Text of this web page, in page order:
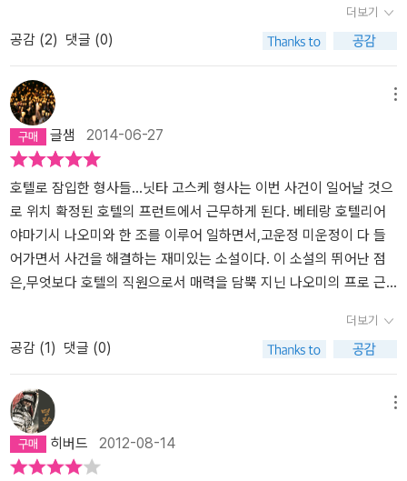
로 환영했던 조선 백성들은 후자라 할 수 있겠네요. 히가시노 게이고
는 소설에서 이 두 가지 반응을 다 고려하고 있다고 하겠는데요. 그것
은 정확히 그 두 반응이 소설 속에서 각각 하나의 인물로 표현되고 있
기 때문입니다. 그것이 바로 앞서 말한 나오미와 닛타 입니다. 소설
속에서 형사 닛타는 프런트에서 내보인 손님의 가면에 만족하지 않고
의심하고 의심해 어떻게든 그들이 쓴 가면을 벗기고 맨 얼굴을 드러
내보이고자 합니다. 반면에 나오미는 설령 그들이 가면을 쓰고 있다
는 것을 알았다고 해도 그들의 맨얼굴을 상관하지 않습니다. 가면을
썼다면 나름대로의 속사정이 있겠지라고 생각하며 가면을 가면 그대
로 존중해 줍니다. 그렇게 둘은 상반되면서 가면에 대한 사람들의 반
응을 각각 대표하고 있습니다. 그런데 이 닛타와 나오미 커플은 바로
소설의 주인공들 입니다. 그렇다면 히가시노 게이고가 이 두 반응들
지 않을까 싶네요. 그런데 닛타와 나오미는 주인공일 뿐만 아니라
이 소설의 탐정이기도 합니다. 이 소설에서 보여주는 게이고의 뛰어
난 점은 주제에 천착하느라 미스터리를 소홀히 다루지 않는다는 것입
니다. 최근에 히가시노 게이고는 독자를 끝까지 몰입시키는 필력은
여전할지 몰라도 미스터리로서의 매력은 많이 퇴색되었다라는 평가
를 들었습니다만 이 '매스커레이드 호텔'만은 거기에 대해 제대로 된
카운터 펀치를 먹이는 작품이라 할 수 있을 것 같습니다. 연쇄 살인 사
양한 손님들. 경찰과 호텔 직원들 간의 손님을 놓고 벌어지는 대립관
계가 무척 잘 표현되어 있습니다. 그리고 이상한 손님들의 비유를 맞
춰야 하는 호텔 직원들의 고충도 잘 드러나 있고요. 연쇄살인사건의
다음 장소로 온갖 사람들이 모이는 호텔이라는 공간을 설정한 것은
꽤 영리하지 않았나 생각합니다. 누구를 의심할 것인가? 행동이 부자
연스러운 손님? 억지 요구를 하는 손님? 범죄자처럼 생긴 손님? 호텔
을 방문하는 손님들의 호텔 내에서의 행동은 실제 호텔 밖에서의 행
동과 같을까? 호텔은 다양한 사람들이 이용하는 공간이죠. 불륜이나
밀회의 장소로 이용되기도 하고요. 그럴 경우 이들은 자신의 실제 모
습을 사람들에게 보여줄까요? 아니면 가면으로 자신의 본 모습을 가
릴까요? 호텔 직원들에게는 그런 수상한(?) 손님의 정체를 파헤칠 권
한이 있을까요? 없죠. 손님이니까요. 그런 어려운 상황에서 경찰들은
막아야 합니다. 전혀 연관성이 없는 세 건의 연쇄살인사건. 그러나 이
상한 숫자 메시지라는 공통된 증거물이 사건 현장에 남습니다. 전혀
연관성은 없으나 증거에는 일관성이 있는 이상한 연쇄살인사건. 코르
테시아도쿄 호텔이 다음 사건의 장소로 밝혀집니다. 과연 범인은 누
구일까? 도대체 이렇게 복잡하게 범죄를 저지르는 이유는 무엇일까?
잘난 척 하는 형사 닛타와 우수한 여성 호텔리어 나오미가 일반 손님
들을 맞이하면서 벌어지는 다양한 에피소드는 이 큰 사건을 해결하는
이라는 점을 놓고 볼때 묘하게 일맥상통하는 부분도 있다는 느낌이
들었다. 3건의 연쇄살인 사건이 일어나고, 현장에 놓인 묘한 숫자 메
세지 덕분에 다음 범행장소가 '코르테시아도쿄 호텔'임을 알게된 경시
청. 닛타 고스케 형사를 비롯한 일선 형사들이 호텔 직원으로 변장한
채 다음 사건을 막기 위한 잠입수사에 들어간다. 닛타 고스케를 교육
하고 담당하게 된 호텔리어 야마기시 나오미. 얼레설레 전혀 호텔리
어 같지 않은 닛타 형사를 엄하게 가르치고, 똑부러지는 일솜씨로 닛
타 형사의 반감을 어느새 존경으로 바꾸어 놓는다. 중반부까지는 나
오미와 닛타의 호텔리어 놀이(?)에 집중하고 있다. 호텔리어로서의
마음가짐, 진상 부리는 손님 대처법, 요상한 손님들과의 에피소드, 혹
시 범인아냐 싶은 의심스러운 인물들. 전문적인 직종과 직장에서 벌
어지는 각종 에피소드와 인물들에 대한 이야기를 펼쳐놓는데, 예전에
온 여행사 직원이 겪는 공항에서의 다양한 에피소드를 그려낸 작품인
데, 나름 급박한 분위기도 있고, 추리요소가 약간 들어간 에피소드도
있어 더욱 겹쳐보이지 않았나 싶다. 500여 페이지에 이르는 이 <매스
커레이드 호텔> 전반부 300여 페이지 분량까지의 제목을 다시 붙여
보자면 <호텔의 품격> 정도 되지 않을까. 그러나 전체적으로 사건해
결과 전혀 무관한 이야기들은 아니다. 결정적인 복선도 마련되어 있
고, 일련의 에피소드들이 가져다주는 발상의 전환과 깨달음이 사건을
더보기
공감 (2) 댓글 (0)
글샘 2014-06-27
호텔로 잠입한 형사들...닛타 고스케 형사는 이번 사건이 일어날 것으
로 위치 확정된 호텔의 프런트에서 근무하게 된다. 베테랑 호텔리어
야마기시 나오미와 한 조를 이루어 일하면서,고운정 미운정이 다 들
어가면서 사건을 해결하는 재미있는 소설이다. 이 소설의 뛰어난 점
은,무엇보다 호텔의 직원으로서 매력을 담뿍 지닌 나오미의 프로 근
결해 나가는 지점에서두 가지의 소수점 조합의 숫자들은 '파이브'라는
소설을 읽은 내 눈에는 금세 좌표로 읽혔는데,그 좌표가 조금씩 흔들
리고 있어서 조정이 되는 부분은 날카롭고,그런 연관성을 찾는 추리
도 재미있다. 문제가 점점 위기감을 조성하며 파국으로 치달을 지점
에서,뜻밖의 문제가 돌발적으로 발생할 것처럼 조마조마하게 사건들
을 배열하는 솜씨도 뛰어나다. 나오미와 닛타의 애정 라인도 풋풋한
느낌이 들고,무언가 전문적인 일꾼들의 프로의식도 아름답다. 히가시
더보기
공감 (1) 댓글 (0)
히버드 2012-08-14